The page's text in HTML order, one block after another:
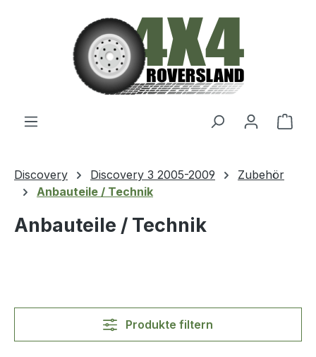
Zum Hauptinhalt springen
Discovery Discovery 3 2005-2009
Zubehör
Anbauteile / Technik
Anbauteile / Technik
Produkte filtern